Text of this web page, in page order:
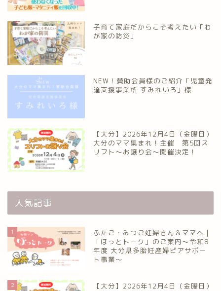
子育て家庭だからこそ考えたい「わ
が家の防災」
NEW！賛助会員様のご紹介「児童発
達支援事業所 すみれいろ」様
【大分】2026年12月4日（金曜日）
大分のママ集まれ！主催 第5回ス
リフト〜お譲り会〜開催決定！
人気記事
1
ふたご・みつご妊婦さん＆ママへ｜
「ほっとトーク」のご案内～令和8
年度 大分県多胎妊産婦ピアサポー
ト事業～
2
【大分】2026年12月4日（金曜日）